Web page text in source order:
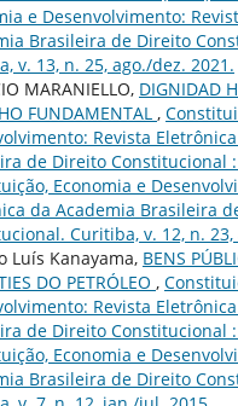
e Desenvolvimento:
Brasileira de Direito
v. 13, n. 25, ago./dez. 2021.
MARANIELLO, DIGNIDAD
FUNDAMENTAL ,
Revista
de Direito Constitucional :
Economia e
da Academia Brasileira
Curitiba, v. 12, n. 23,
Luís Kanayama, BENS
DO PETRÓLEO ,
Revista
de Direito Constitucional :
Economia e
Brasileira de Direito